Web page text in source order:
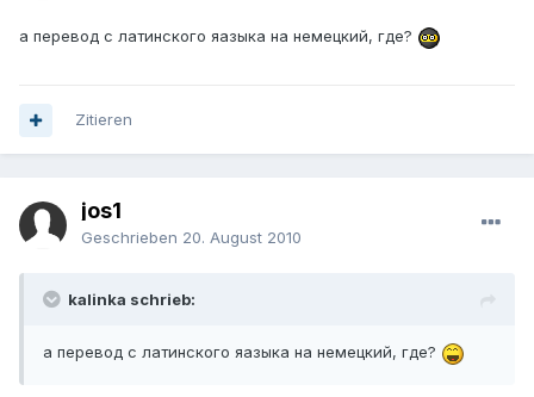
а перевод с латинского яазыка на немецкий, где?
Zitieren
jos1
Geschrieben 20. August 2010
kalinka schrieb:
а перевод с латинского яазыка на немецкий, где?